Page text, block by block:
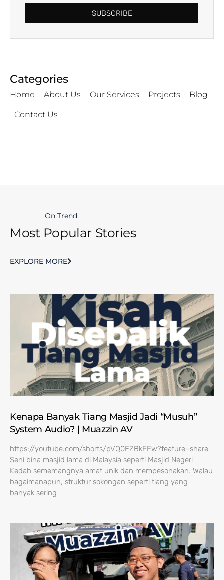
SUBSCRIBE
Categories
Home About Us Our Services Projects Blog
Contact Us
On Trend
Most Popular Stories
EXPLORE MORE
Kenapa Banyak Tiang Masjid Jadi “Musuh”
System Audio? | Muazzin AV
https://youtube.com/shorts/pVQ0EZBkFFw?feature=share
Seni bina masjid lama di Malaysia seperti Masjid Negeri
Kedah sememangnya amat unik dan mempesonakan. Walau
bagaimanapun, struktur sokongan seperti tiang yang
banyak sering